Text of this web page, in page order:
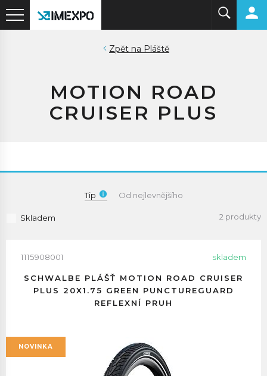
Pláště
MOTION ROAD
CRUISER PLUS
Tip Od nejlevnějšího
Skladem 2 produkty
1115908001 skladem
SCHWALBE PLÁŠŤ MOTION ROAD CRUISER
PLUS 20X1.75 GREEN PUNCTUREGUARD
REFLEXNÍ PRUH
NOVINKA